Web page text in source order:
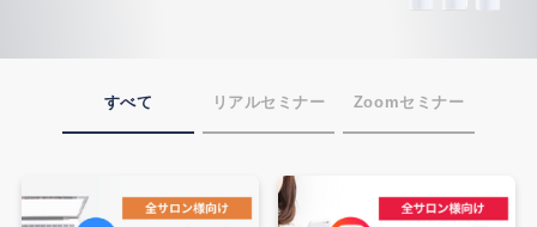
すべて リアルセミナー Zoomセミナー